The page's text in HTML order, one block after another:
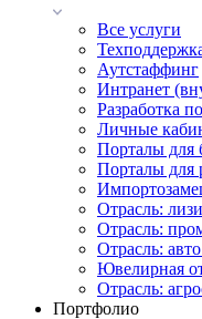
Все услуги
Аутстаффинг
Интранет
Разработка
Личные
Порталы для
Порталы для
Отрасль:
Отрасль:
Отрасль:
Ювелирная
Отрасль:
Портфолио